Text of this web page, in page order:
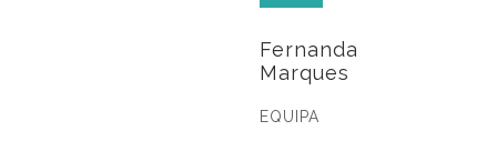
Fernanda
Marques
EQUIPA